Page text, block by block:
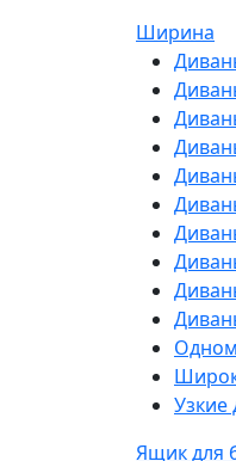
Ширина
Узкие
Ящик для